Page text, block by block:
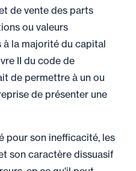
de vente des parts
ou valeurs
la majorité du capital
II du code de
de permettre à un ou
de présenter une
pour son inefficacité, les
son caractère dissuasif